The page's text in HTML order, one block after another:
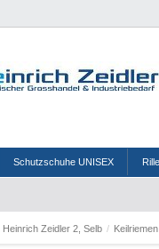
Schutzschuhe UNISEX
Heinrich Zeidler 2, Selb / Keilriemen